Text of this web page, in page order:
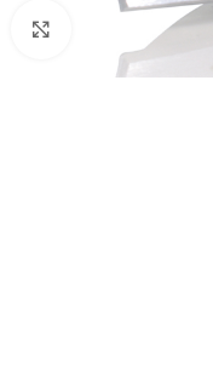
Kliknij aby